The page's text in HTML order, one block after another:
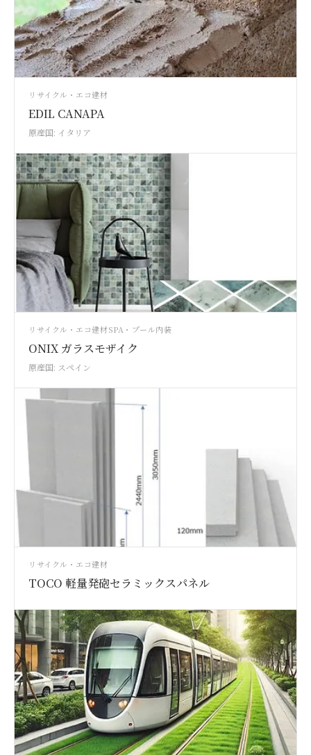
リサイクル・エコ建材
EDIL CANAPA
原産国: イタリア
リサイクル・エコ建材SPA・プール内装
ONIX ガラスモザイク
原産国: スペイン
リサイクル・エコ建材
TOCO 軽量発砲セラミックスパネル